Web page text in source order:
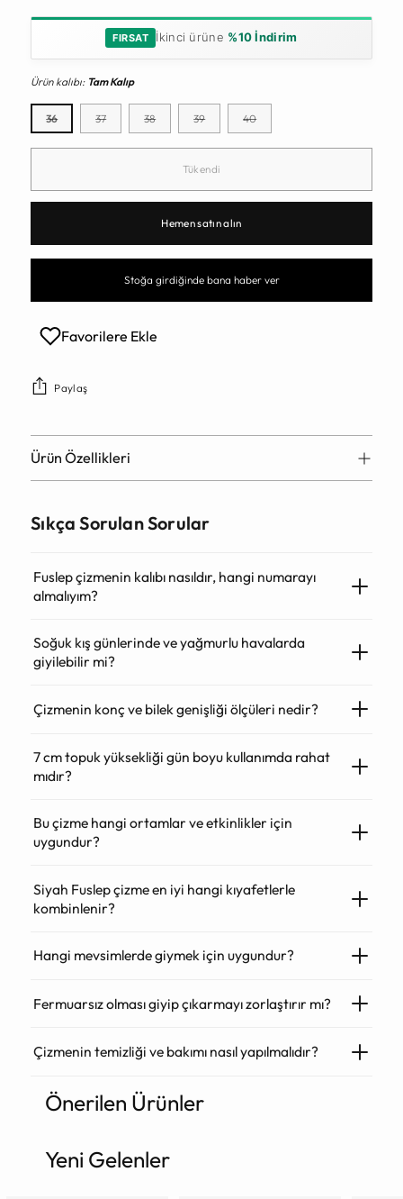
FIRSAT İkinci ürüne %10 İndirim
Ürün kalıbı: Tam Kalıp
36 37 38 39 40
Tükendi
Hemen satın alın
Stoğa girdiğinde bana haber ver
Favorilere Ekle
Paylaş
Ürün Özellikleri
Sıkça Sorulan Sorular
Fuslep çizmenin kalıbı nasıldır, hangi numarayı
almalıyım?
Soğuk kış günlerinde ve yağmurlu havalarda
giyilebilir mi?
Çizmenin konç ve bilek genişliği ölçüleri nedir?
7 cm topuk yüksekliği gün boyu kullanımda rahat
mıdır?
Bu çizme hangi ortamlar ve etkinlikler için
uygundur?
Siyah Fuslep çizme en iyi hangi kıyafetlerle
kombinlenir?
Hangi mevsimlerde giymek için uygundur?
Fermuarsız olması giyip çıkarmayı zorlaştırır mı?
Çizmenin temizliği ve bakımı nasıl yapılmalıdır?
Ürün
sepete
Önerilen Ürünler
Yeni Gelenler